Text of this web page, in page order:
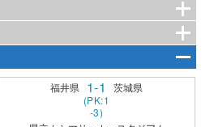
福井県 1-1
(PK:1
-3)
茨城県